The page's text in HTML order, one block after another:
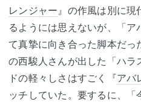
レンジャー』の作風は別に現
るようには思えないが、「ア
て真摯に向き合った脚本だっ
の西駿人さんが出した「ハラ
ドの軽々しさはすごく『アバ
ッチしていた。要するに、